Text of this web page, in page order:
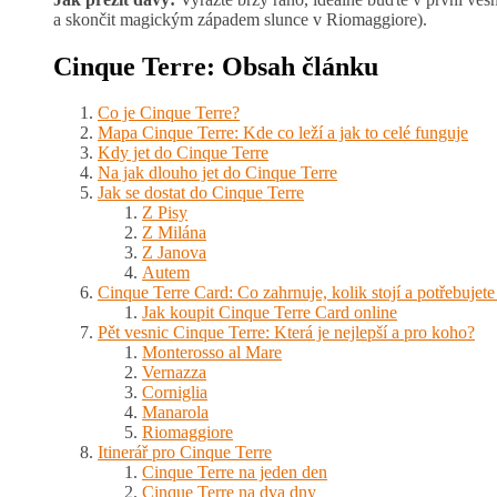
a skončit magickým západem slunce v Riomaggiore).
Cinque Terre: Obsah článku
Co je Cinque Terre?
Mapa Cinque Terre: Kde co leží a jak to celé funguje
Kdy jet do Cinque Terre
Na jak dlouho jet do Cinque Terre
Jak se dostat do Cinque Terre
Z Pisy
Z Milána
Z Janova
Autem
Cinque Terre Card: Co zahrnuje, kolik stojí a
Jak koupit Cinque Terre Card online
Pět vesnic Cinque Terre: Která je nejlepší a pro koho?
Monterosso al Mare
Vernazza
Corniglia
Manarola
Riomaggiore
Itinerář pro Cinque Terre
Cinque Terre na jeden den
Cinque Terre na dva dny